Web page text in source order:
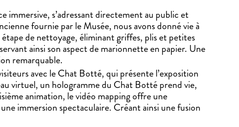
s’adressant directement au public et
fournie par le Musée, nous avons donné vie à
de nettoyage, éliminant griffes, plis et petites
ainsi son aspect de marionnette en papier. Une
remarquable.
avec le Chat Botté, qui présente l’exposition
virtuel, un hologramme du Chat Botté prend vie,
animation, le vidéo mapping offre une
immersion spectaculaire. Créant ainsi une fusion